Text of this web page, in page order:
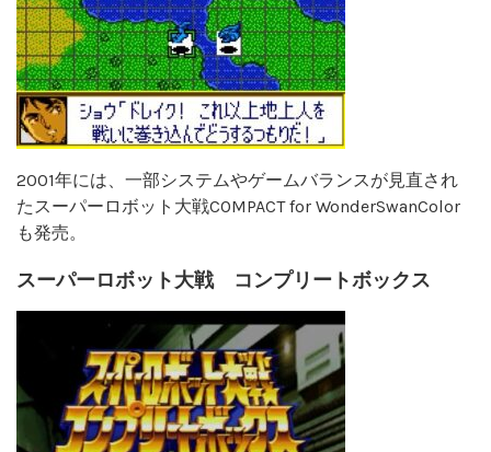
2001年には、一部システムやゲームバランスが見直され
たスーパーロボット大戦COMPACT for WonderSwanColor
も発売。
スーパーロボット大戦 コンプリートボックス